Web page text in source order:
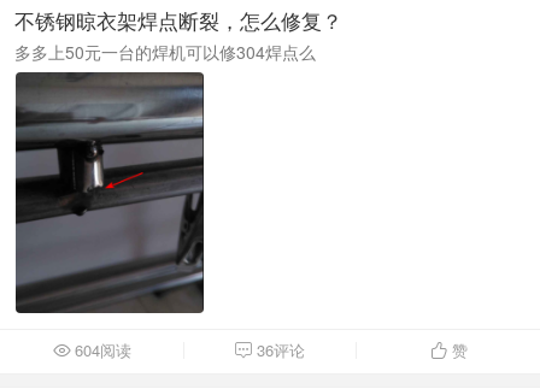
不锈钢晾衣架焊点断裂，怎么修复？
多多上50元一台的焊机可以修304焊点么
604阅读  36评论  赞